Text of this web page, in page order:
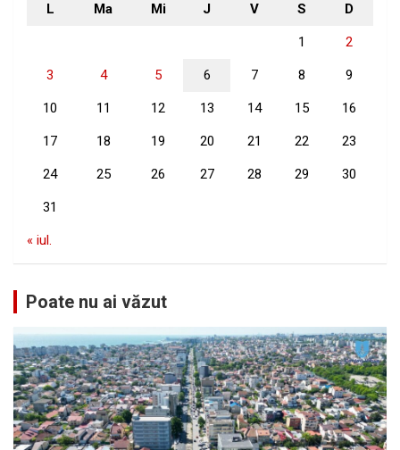
L Ma Mi J V S D
1 2
3 4 5 6 7 8 9
10 11 12 13 14 15 16
17 18 19 20 21 22 23
24 25 26 27 28 29 30
31
« iul.
Poate nu ai văzut